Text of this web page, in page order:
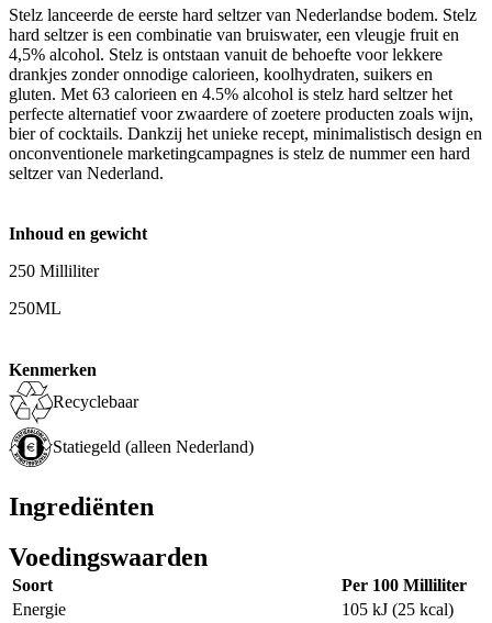
Stelz lanceerde de eerste hard seltzer van Nederlandse bodem. Stelz
hard seltzer is een combinatie van bruiswater, een vleugje fruit en
4,5% alcohol. Stelz is ontstaan vanuit de behoefte voor lekkere
drankjes zonder onnodige calorieen, koolhydraten, suikers en
gluten. Met 63 calorieen en 4.5% alcohol is stelz hard seltzer het
perfecte alternatief voor zwaardere of zoetere producten zoals wijn,
bier of cocktails. Dankzij het unieke recept, minimalistisch design en
onconventionele marketingcampagnes is stelz de nummer een hard
seltzer van Nederland.
Inhoud en gewicht
250 Milliliter
250ML
Kenmerken
Recyclebaar
Statiegeld (alleen Nederland)
Ingrediënten
Voedingswaarden
Soort
Per 100 Milliliter
Energie
105 kJ (25 kcal)